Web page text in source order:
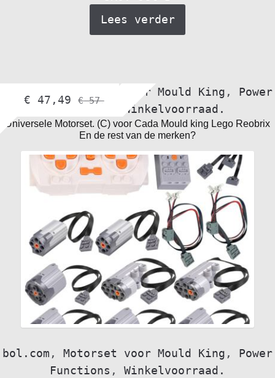
Lees verder
Motorset voor Mould King , Power
Functions
Winkelvoorraad.
Universele Motorset. (C) voor Cada Mould king Lego Reobrix
En de rest van de merken?
bol.com , Motorset voor Mould King ,
Power
Functions , Winkelvoorraad.
€ 47,49 €57,45